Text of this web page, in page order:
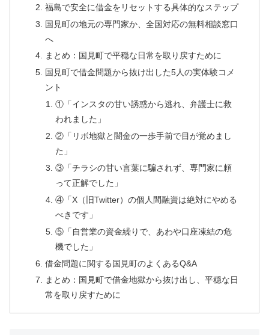
福島で安全に借金をリセットする具体的なステップ
国見町の地元の専門家か、全国対応の無料相談窓口
へ
まとめ：国見町で平穏な日常を取り戻すために
国見町で借金問題から抜け出した5人の実体験コメ
ント
①「インスタの甘い誘惑から逃れ、弁護士に救
われました」
②「リボ地獄と闇金の一歩手前で目が覚めまし
た」
③「チラシの甘い言葉に騙されず、専門家に頼
って正解でした」
④「X（旧Twitter）の個人間融資は絶対にやめる
べきです」
⑤「自営業の資金繰りで、あわや口座凍結の危
機でした」
借金問題に関する国見町のよくあるQ&A
まとめ：国見町で借金地獄から抜け出し、平穏な日
常を取り戻すために